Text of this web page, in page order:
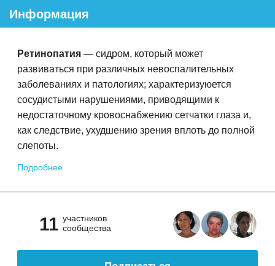
Информация
Ретинопатия — сидром, который может
развиваться при различных невоспалительных
заболеваниях и патологиях; характеризуюется
сосудистыми нарушениями, приводящими к
недостаточному кровоснабжению сетчатки глаза и,
как следствие, ухудшению зрения вплоть до полной
слепоты.
Подробнее
11 участников
сообщества